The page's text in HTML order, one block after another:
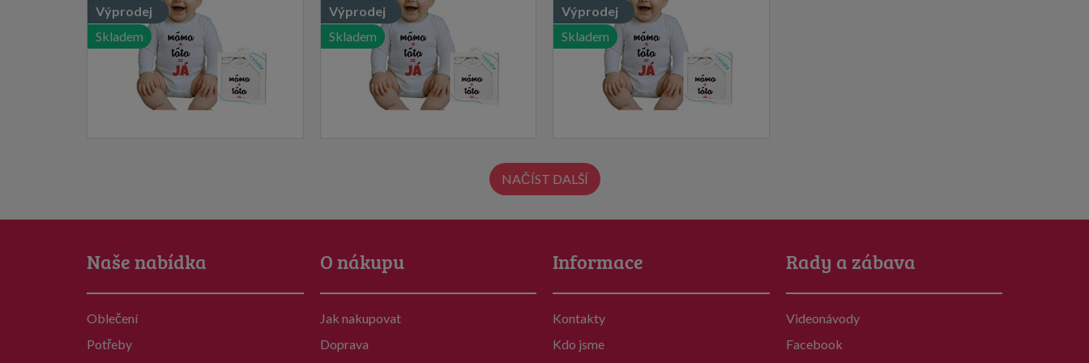
Výprodej
Skladem
Výprodej
Skladem
Výprodej
Skladem
NAČÍST DALŠÍ
Naše nabídka
Oblečení
Potřeby
O nákupu
Jak nakupovat
Doprava
Informace
Kontakty
Kdo jsme
Rady a zábava
Videonávody
Facebook